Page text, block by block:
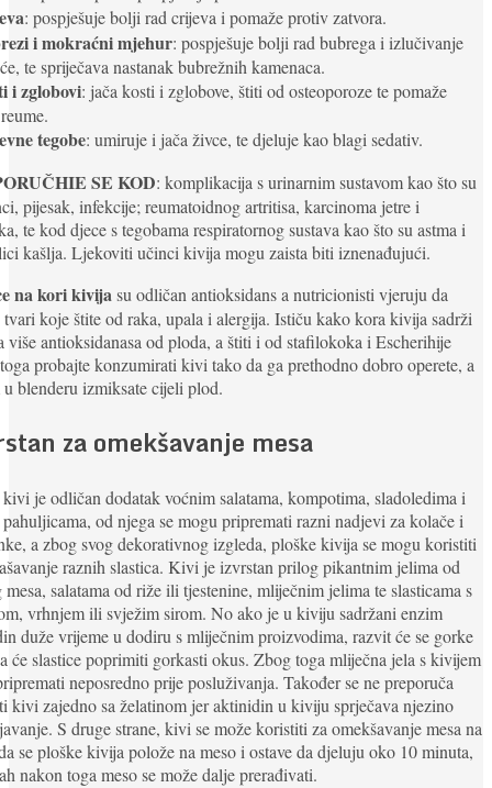
: pospješuje bolji rad crijeva i pomaže protiv zatvora.
i mokraćni mjehur: pospješuje bolji rad bubrega i izlučivanje
te spriječava nastanak bubrežnih kamenaca.
i zglobovi: jača kosti i zglobove, štiti od osteoporoze te pomaže
tegobe: umiruje i jača živce, te djeluje kao blagi sedativ.
SE KOD: komplikacija s urinarnim sustavom kao što su
pijesak, infekcije; reumatoidnog artritisa, karcinoma jetre i
te kod djece s tegobama respiratornog sustava kao što su astma i
kašlja. Ljekoviti učinci kivija mogu zaista biti iznenađujući.
na kori kivijasu odličan antioksidans a nutricionisti vjeruju da
tvari koje štite od raka, upala i alergija. Ističu kako kora kivija sadrži
više antioksidanasa od ploda, a štiti i od stafilokoka i Escherihije
probajte konzumirati kivi tako da ga prethodno dobro operete, a
blenderu izmiksate cijeli plod.
za omekšavanje mesa
je odličan dodatak voćnim salatama, kompotima, sladoledima i
od njega se mogu pripremati razni nadjevi za kolače i
a zbog svog dekorativnog izgleda, ploške kivija se mogu koristiti
raznih slastica. Kivi je izvrstan prilog pikantnim jelima od
mesa, salatama od riže ili tjestenine, mliječnim jelima te slasticama s
vrhnjem ili svježim sirom. No ako je u kiviju sadržani enzim
duže vrijeme u dodiru s mliječnim proizvodima, razvit će se gorke
će slastice poprimiti gorkasti okus. Zbog toga mliječna jela s kivijem
neposredno prije posluživanja. Također se ne preporuča
kivi zajedno sa želatinom jer aktinidin u kiviju sprječava njezino
S druge strane, kivi se može koristiti za omekšavanje mesa na
se ploške kivija polože na meso i ostave da djeluju oko 10 minuta,
nakon toga meso se može dalje prerađivati.